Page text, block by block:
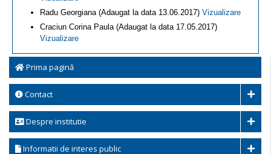
Prima pagină
Contact
Despre institutie
Informatii de interes public
Radu Georgiana (Adaugat la data 13.06.2017) Vizualizare
Craciun Corina Paula (Adaugat la data 17.05.2017)
Vizualizare